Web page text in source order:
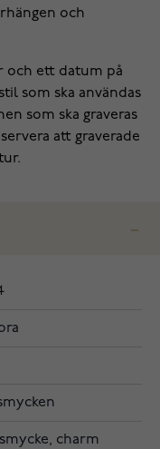
och
och ett datum på
som ska användas
som ska graveras
att graverade
charm